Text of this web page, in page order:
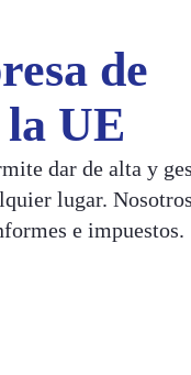
de
UE
dar de alta y
lugar.
e impuestos.